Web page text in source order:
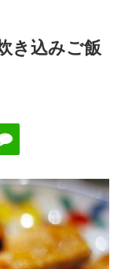
き込みご飯